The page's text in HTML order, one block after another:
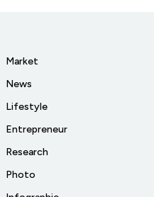
Market
News
Lifestyle
Entrepreneur
Research
Photo